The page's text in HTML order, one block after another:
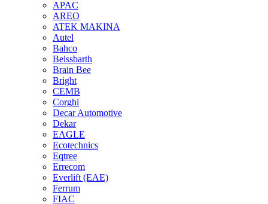
APAC
AREO
ATEK MAKINA
Autel
Bahco
Beissbarth
Brain Bee
Bright
CEMB
Corghi
Decar Automotive
Dekar
EAGLE
Ecotechnics
Eqtree
Errecom
Everlift (EAE)
Ferrum
FIAC